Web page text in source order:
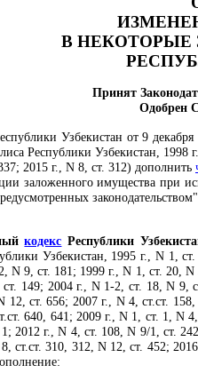
В НЕКОТОРЫЕ
Принят
Одобрен
Узбекистан от 9
Республики Узбекистан, 1998
2015 г., N 8, ст. 312) дополнить
заложенного имущества при
кодекс Республики
Узбекистан, 1995 г., N 1,
N 9, ст. 181; 1999 г., N 1, ст. 20,
149; 2004 г., N 1-2, ст. 18, N
12, ст. 656; 2007 г., N 4, ст.ст.
640, 641; 2009 г., N 1, ст. 1, N
2012 г., N 4, ст. 108, N 9/1, ст.
ст.ст. 310, 312, N 12, ст. 452;